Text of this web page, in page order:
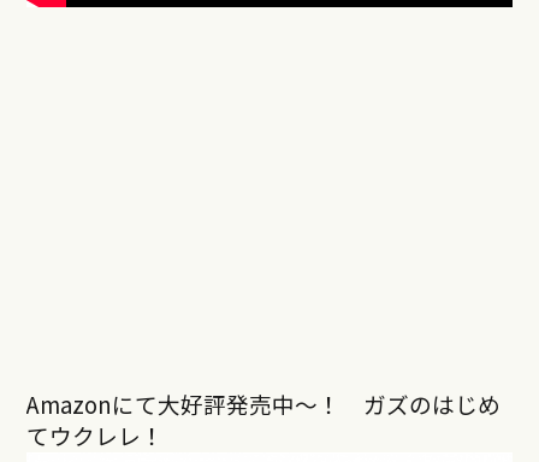
Amazonにて大好評発売中〜！ ガズのはじめ
てウクレレ！